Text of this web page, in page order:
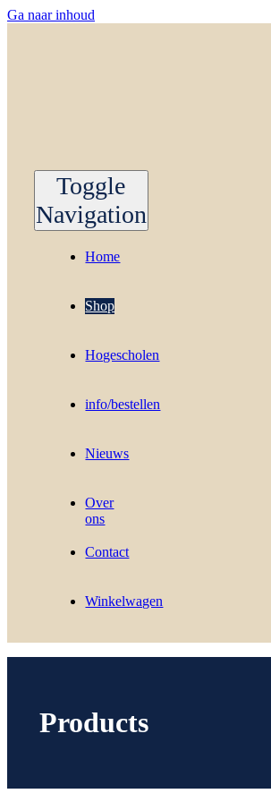
Ga naar inhoud
Toggle
Navigation
Home
Shop
Hogescholen
info/bestellen
Nieuws
Over
ons
Contact
Winkelwagen
Products